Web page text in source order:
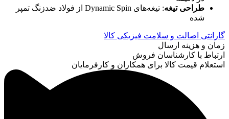
طراحی تیغه
: تیغه‌های Dynamic Spin از فولاد ضدزنگ تمپر
شده
گارانتی اصالت و سلامت فیزیکی کالا
زمان و هزینه ارسال
ارتباط با کارشناسان فروش
استعلام قیمت کالا برای همکاران و کارفرمایان